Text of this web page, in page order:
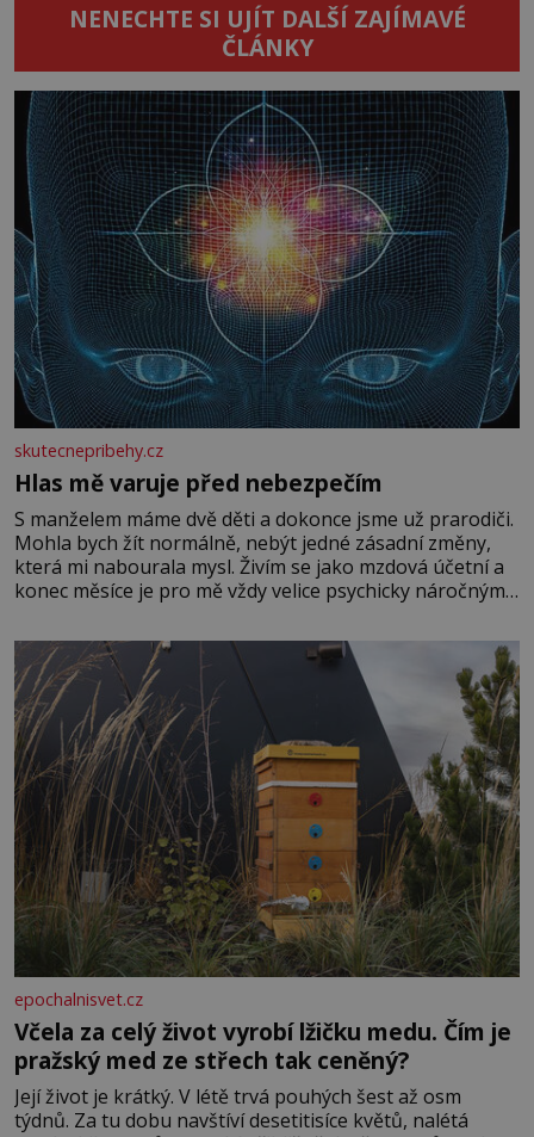
NENECHTE SI UJÍT DALŠÍ ZAJÍMAVÉ
ČLÁNKY
skutecnepribehy.cz
Hlas mě varuje před nebezpečím
S manželem máme dvě děti a dokonce jsme už prarodiči.
Mohla bych žít normálně, nebýt jedné zásadní změny,
která mi nabourala mysl. Živím se jako mzdová účetní a
konec měsíce je pro mě vždy velice psychicky náročným
dál častěji volá o pomoc, co se hlídání týče. Dalo by se
epochalnisvet.cz
Včela za celý život vyrobí lžičku medu. Čím je
pražský med ze střech tak ceněný?
Její život je krátký. V létě trvá pouhých šest až osm
týdnů. Za tu dobu navštíví desetitisíce květů, nalétá